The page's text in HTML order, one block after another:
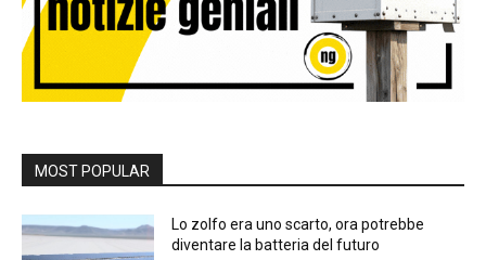
MOST POPULAR
Lo zolfo era uno scarto, ora potrebbe
diventare la batteria del futuro